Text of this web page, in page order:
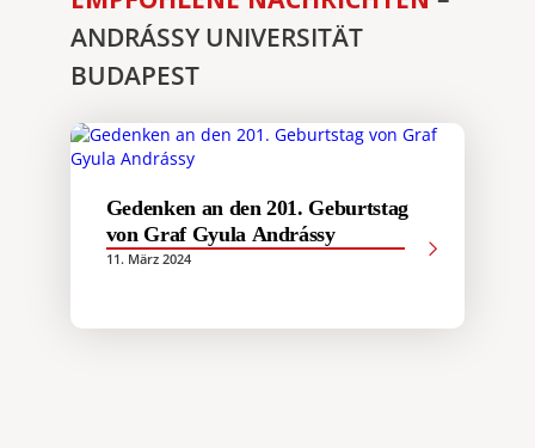
ANDRÁSSY UNIVERSITÄT
BUDAPEST
Gedenken an den 201. Geburtstag
von Graf Gyula Andrássy
11. März 2024